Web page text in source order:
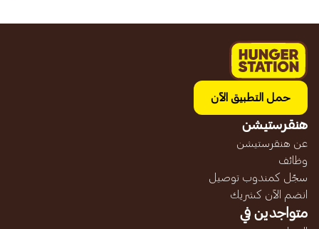
حمل التطبيق الآن
هنقرستيشن
عن هنقرستيشن
وظائف
سجّل كمندوب توصيل
انضم الآن كشريك
متواجدين في